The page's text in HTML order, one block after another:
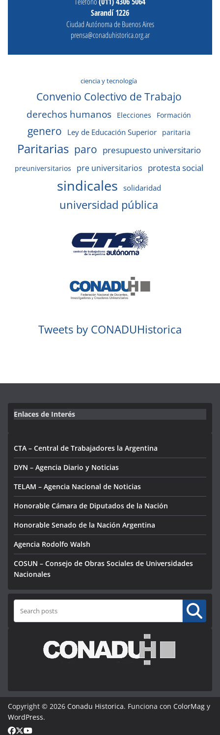
Sarandí 1226
Ciudad Autónoma de Buenos Aires
prensa@conaduhistorica.org.ar
ciencia y tecnología
Convenio Colectivo de Trabajo
derechos humanos Elecciones Formación
genero Ley de Educación Superior paritaria
Paritarias paro presupuesto universitario
preuniversitarios pre universitarios protesta social
sindicales solidaridad
universidad pública
Tweets by CONADUHistorica
Enlaces de Interés
CTA – Central de Trabajadores la Argentina
DYN – Agencia Diario y Noticias
TELAM – Agencia Nacional de Noticias
Honorable Cámara de Diputados de la Nación
Honorable Senado de la Nación Argentina
Agencia Rodolfo Walsh
COSUN – Consejo de Obras Sociales de Universidades
Nacionales
Buscar
Copyright © 2026 Conadu Historica. Funciona con ColorMag y
WordPress.